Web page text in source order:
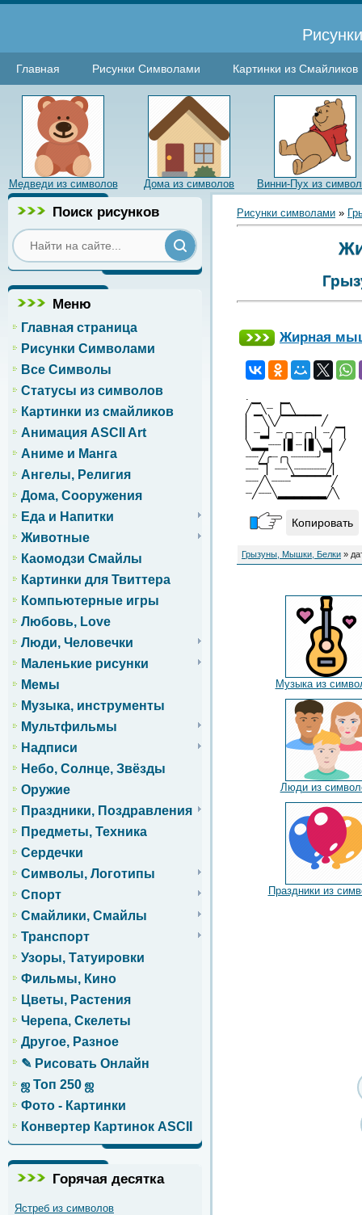
Главная Рисунки Символами Картинки из Смайликов
Медведи из символов Дома из символов Винни-Пух из
Поиск рисунков
Меню
Главная страница
Рисунки Символами
Все Символы
Статусы из символов
Картинки из смайликов
Анимация ASCII Art
Аниме и Манга
Ангелы, Религия
Дома, Сооружения
Еда и Напитки
Животные
Каомодзи Смайлы
Картинки для Твиттера
Компьютерные игры
Любовь, Love
Люди, Человечки
Маленькие рисунки
Мемы
Музыка, инструменты
Мультфильмы
Надписи
Небо, Солнце, Звёзды
Оружие
Праздники, Поздравления
Предметы, Техника
Сердечки
Символы, Логотипы
Спорт
Смайлики, Смайлы
Транспорт
Узоры, Татуировки
Фильмы, Кино
Цветы, Растения
Черепа, Скелеты
Другое, Разное
✎ Рисовать Онлайн
ஜ Топ 250 ஜ
Фото - Картинки
Конвертер Картинок ASCII
Горячая десятка
Ястреб из символов
Рисунки символами »
Жирная
.
╱▔╲┈▕▔╲
▏▔╲╲╱▔▔▔▔▔╱
▏┈▂▏┈╭╮┈╭╮▏┈╱▔▏
╲▂▂┈┈┃▋┈┃▋╲▂▏╱
┈┈╱╭┈╭╮┈┈┈┈╯▔▏
┈┈▔▏┈┈╲┈┈┈┈┈╱▏
┈┈╱╲┈┈┈▔▔▔▔▔╱
┈╱┈┈╲▂▂▂▂▂▂╱╲
Копировать
Грызуны, Мышки, Белки »
Музыка из
Люди из
Праздники из